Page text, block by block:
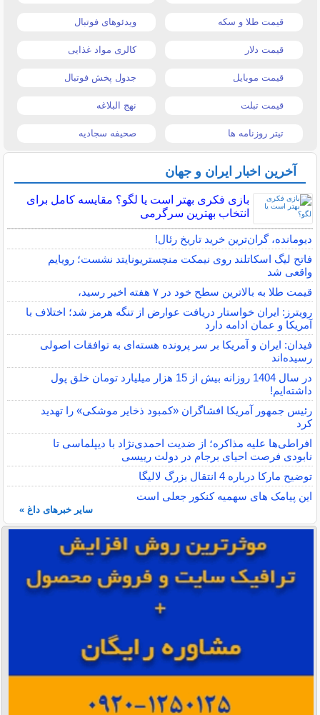
قیمت طلا و سکه ویدئوهای فوتبال
قیمت دلار کالری مواد غذایی
قیمت موبایل جدول پخش فوتبال
قیمت تبلت نهج البلاغه
تیتر روزنامه ها صحیفه سجادیه
آخرین اخبار ایران و جهان
بازی فکری بهتر است یا لگو؟ مقایسه کامل برای
انتخاب بهترین سرگرمی
دیومانده، گران‌ترین خرید تاریخ رئال!
فاتح لیگ اسکاتلند روی نیمکت منچستریونایتد نشست؛ رویایم
واقعی شد
قیمت طلا به بالاترین سطح خود در ۷ هفته اخیر رسید،
رویترز: ایران خواستار دریافت عوارض از تنگه هرمز شد؛ اختلاف با
آمریکا و عمان ادامه دارد
فیدان: ایران و آمریکا بر سر پرونده هسته‌ای به توافقات اصولی
رسیده‌اند
در سال 1404 روزانه بیش از 15 هزار میلیارد تومان خلق پول
داشته‌ایم!
رئیس جمهور آمریکا افشاگران «کمبود ذخایر موشکی» را تهدید
کرد
افراطی‌ها علیه مذاکره؛ از ضدیت احمدی‌نژاد با دیپلماسی تا
نابودی فرصت احیای برجام در دولت رییسی
توضیح مارکا درباره 4 انتقال بزرگ لالیگا
این پیامک های سهمیه کنکور جعلی است
سایر خبرهای داغ »